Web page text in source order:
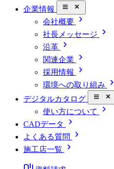
企業情報 close_small
会社概要 chevron_right
社長メッセージ chevron_right
沿革 chevron_right
関連企業 chevron_right
採用情報 chevron_right
環境への取り組み chevron_right
デジタルカタログ close_small
使い方について chevron_right
CADデータ chevron_right
よくある質問 chevron_right
施工店一覧
chevron_right